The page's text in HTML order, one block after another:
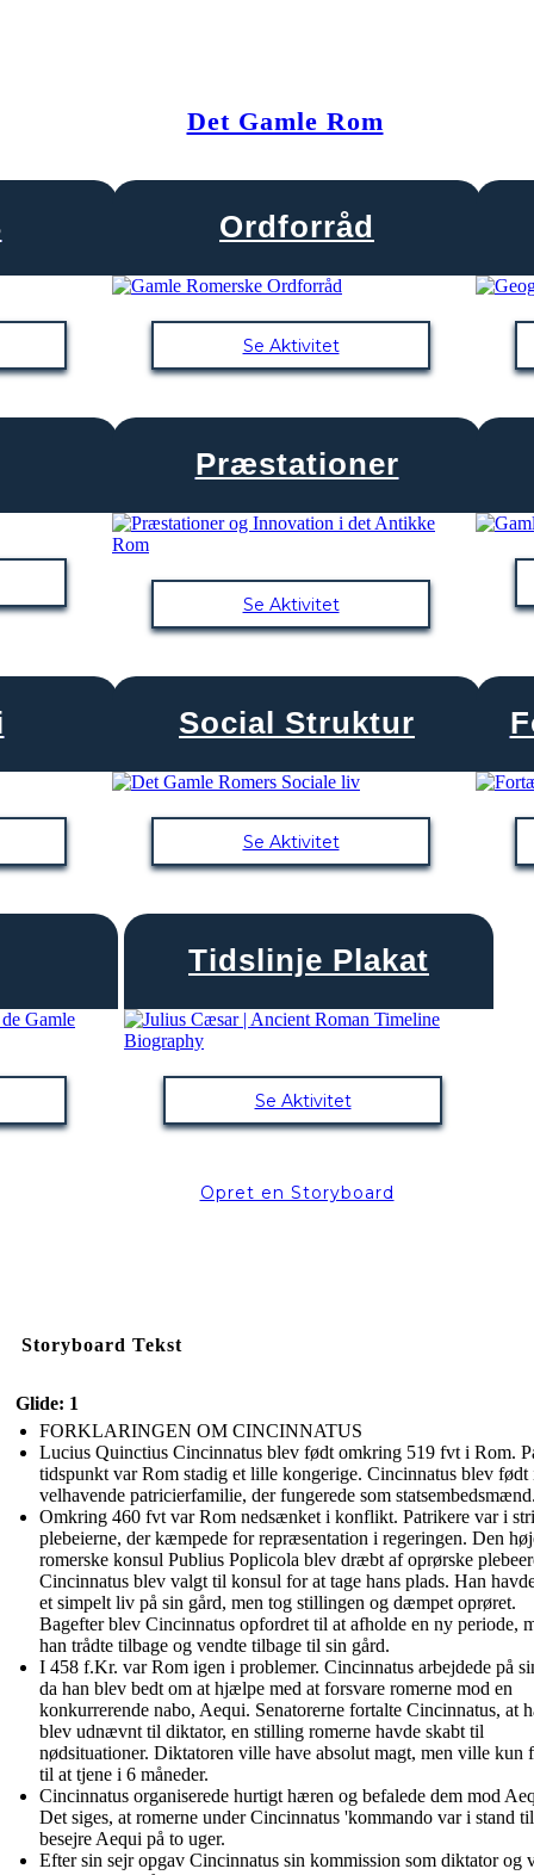
Det Gamle Rom
Ordforråd
Se Aktivitet
Præstationer
Se Aktivitet
Social Struktur
Se Aktivitet
Tidslinje Plakat
Se Aktivitet
Opret en Storyboard
Storyboard Tekst
Glide: 1
FORKLARINGEN OM CINCINNATUS
Lucius Quinctius Cincinnatus blev født omkring 519 fvt i Rom.
tidspunkt var Rom stadig et lille kongerige. Cincinnatus blev født
velhavende patricierfamilie, der fungerede som
Omkring 460 fvt var Rom nedsænket i konflikt. Patrikere var i
plebeierne, der kæmpede for repræsentation i regeringen. Den
romerske konsul Publius Poplicola blev dræbt af oprørske
Cincinnatus blev valgt til konsul for at tage hans plads. Han
et simpelt liv på sin gård, men tog stillingen og dæmpet oprøret.
Bagefter blev Cincinnatus opfordret til at afholde en ny periode,
han trådte tilbage og vendte tilbage til sin gård.
I 458 f.Kr. var Rom igen i problemer. Cincinnatus arbejdede på
da han blev bedt om at hjælpe med at forsvare romerne mod en
konkurrerende nabo, Aequi. Senatorerne fortalte Cincinnatus, at
blev udnævnt til diktator, en stilling romerne havde skabt til
nødsituationer. Diktatoren ville have absolut magt, men ville kun
til at tjene i 6 måneder.
Cincinnatus organiserede hurtigt hæren og befalede dem mod
Det siges, at romerne under Cincinnatus 'kommando var i stand
besejre Aequi på to uger.
Efter sin sejr opgav Cincinnatus sin kommission som diktator og